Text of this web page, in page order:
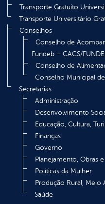
Transporte Gratuito
Transporte Universitário
Conselhos
Conselho de
Fundeb – CACS/
Conselho de
Conselho Municipal
Secretarias
Administração
Desenvolvimento
Educação, Cultura,
Finanças
Governo
Planejamento, Obras
Políticas da Mulher
Produção Rural, Meio
Saúde